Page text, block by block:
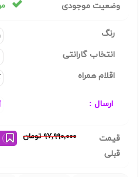
وضعیت موجودی
رنگ
انتخاب گارانتی
اقلام همراه
ارسال :
قیمت
قبلی
٩٧,٩٩٠,٠٠٠ تومان